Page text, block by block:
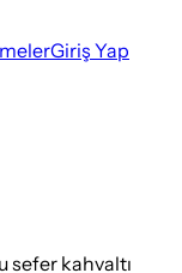
Giriş Yap
sefer kahvaltı